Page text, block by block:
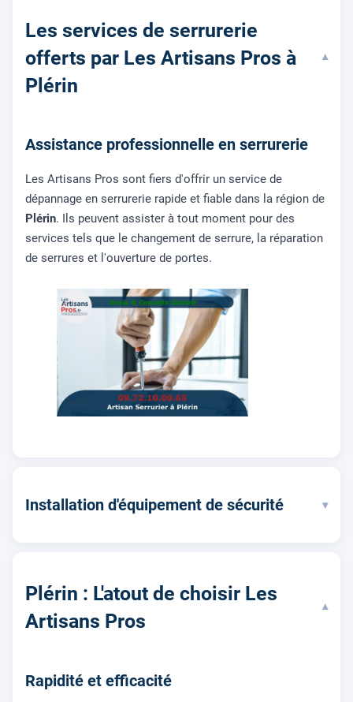
Les services de serrurerie
offerts par Les Artisans Pros à
Plérin
▾
Assistance professionnelle en serrurerie
Les Artisans Pros sont fiers d'offrir un service de
dépannage en serrurerie rapide et fiable dans la région de
Plérin. Ils peuvent assister à tout moment pour des
services tels que le changement de serrure, la réparation
de serrures et l'ouverture de portes.
Installation d'équipement de sécurité ▾
Plérin : L'atout de choisir Les
Artisans Pros
▾
Rapidité et efficacité